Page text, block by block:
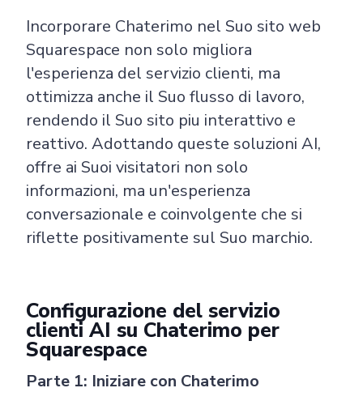
Incorporare Chaterimo nel Suo sito web
Squarespace non solo migliora
l'esperienza del servizio clienti, ma
ottimizza anche il Suo flusso di lavoro,
rendendo il Suo sito piu interattivo e
reattivo. Adottando queste soluzioni AI,
offre ai Suoi visitatori non solo
informazioni, ma un'esperienza
conversazionale e coinvolgente che si
riflette positivamente sul Suo marchio.
Configurazione del servizio
clienti AI su Chaterimo per
Squarespace
Parte 1: Iniziare con Chaterimo